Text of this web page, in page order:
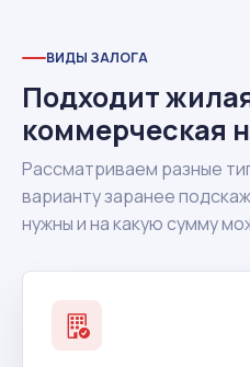
ВИДЫ ЗАЛОГА
Подходит
коммерческая
Рассматриваем разные
варианту заранее
нужны и на какую сумму